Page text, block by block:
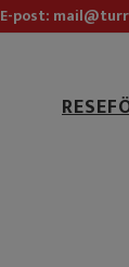
E-post: